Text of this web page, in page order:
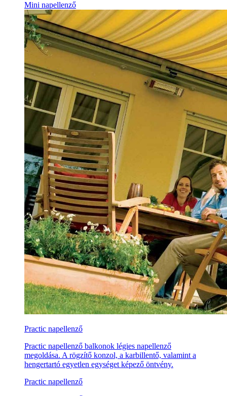
Mini napellenző
Practic napellenző
Practic napellenző balkonok légies napellenző
megoldása. A rögzítő konzol, a karbillentő, valamint a
hengertartó egyetlen egységet képező öntvény.
Practic napellenző